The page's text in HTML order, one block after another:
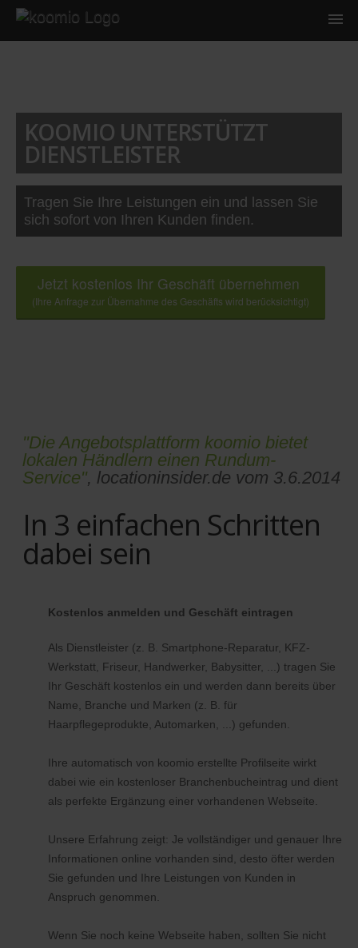
KOOMIO UNTERSTÜTZT
DIENSTLEISTER
Tragen Sie Ihre Leistungen ein und lassen Sie
sich sofort von Ihren Kunden finden.
Jetzt kostenlos Ihr Geschäft übernehmen
(Ihre Anfrage zur Übernahme des Geschäfts wird berücksichtigt)
"Die Angebotsplattform koomio bietet
lokalen Händlern einen Rundum-
Service", locationinsider.de vom 3.6.2014
In 3 einfachen Schritten
dabei sein
Kostenlos anmelden und Geschäft eintragen
Als Dienstleister (z. B. Smartphone-Reparatur, KFZ-
Werkstatt, Friseur, Handwerker, Babysitter, ...) tragen Sie
Ihr Geschäft kostenlos ein und werden dann bereits über
Name, Branche und Marken (z. B. für
Haarpflegeprodukte, Automarken, ...) gefunden.
Ihre automatisch von koomio erstellte Profilseite wirkt
dabei wie ein kostenloser Branchenbucheintrag und dient
als perfekte Ergänzung einer vorhandenen Webseite.
Unsere Erfahrung zeigt: Je vollständiger und genauer Ihre
Informationen online vorhanden sind, desto öfter werden
Sie gefunden und Ihre Leistungen von Kunden in
Anspruch genommen.
Wenn Sie noch keine Webseite haben, sollten Sie nicht